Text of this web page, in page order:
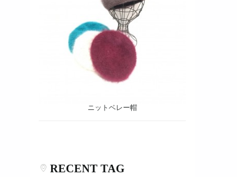
ニットベレー帽
RECENT TAG